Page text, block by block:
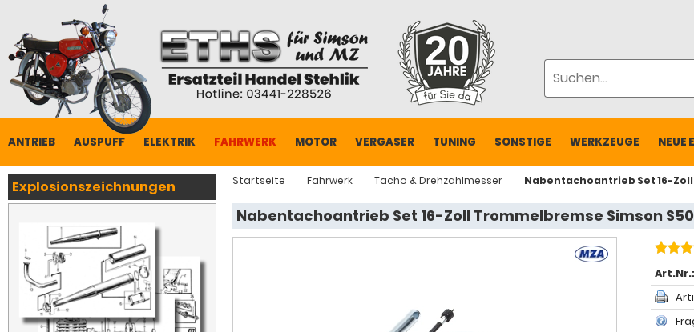
ANTRIEB AUSPUFF ELEKTRIK FAHRWERK MOTOR VERGASER TUNING SONSTIGE WERKZEUGE NEUE
Startseite Fahrwerk Tacho & Drehzahlmesser Nabentachoantrieb Set 16-Zoll
Nabentachoantrieb Set 16-Zoll Trommelbremse Simson S50
Art.Nr.:
Explosionszeichnungen